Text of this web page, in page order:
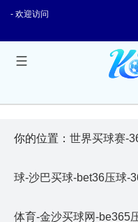
- 欢迎访问
你的位置： 世界买球赛-
球-沙巴买球-bet36压球-
体育-金沙买球网-be365